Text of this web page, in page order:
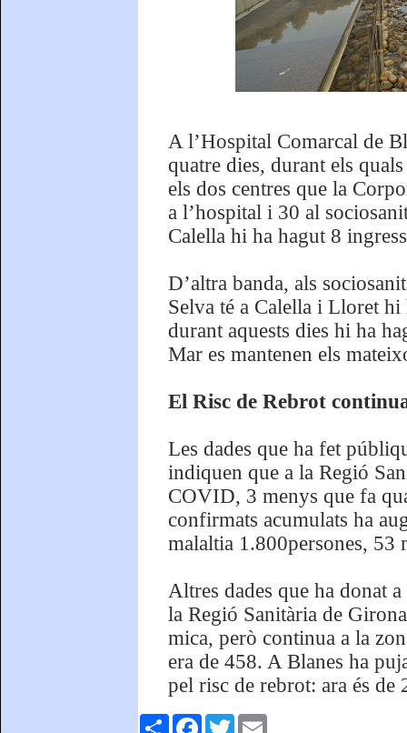
A l’Hospital Comarcal de
quatre dies, durant els
els dos centres que la
a l’hospital i 30 al
Calella hi ha hagut 8
D’altra banda, als
Selva té a Calella i Lloret
durant aquests dies hi ha
Mar es mantenen els
El Risc de Rebrot
Les dades que ha fet
indiquen que a la Regió
COVID, 3 menys que fa
confirmats acumulats ha
malaltia 1.800persones, 53
Altres dades que ha donat
la Regió Sanitària de
mica, però continua a la
era de 458. A Blanes ha
pel risc de rebrot: ara és de
ComparteixFacebookTwitter